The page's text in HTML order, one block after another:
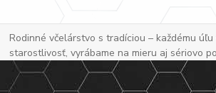
Rodinné včelárstvo s tradíciou – každému
starostlivosť, vyrábame na mieru aj sériovo